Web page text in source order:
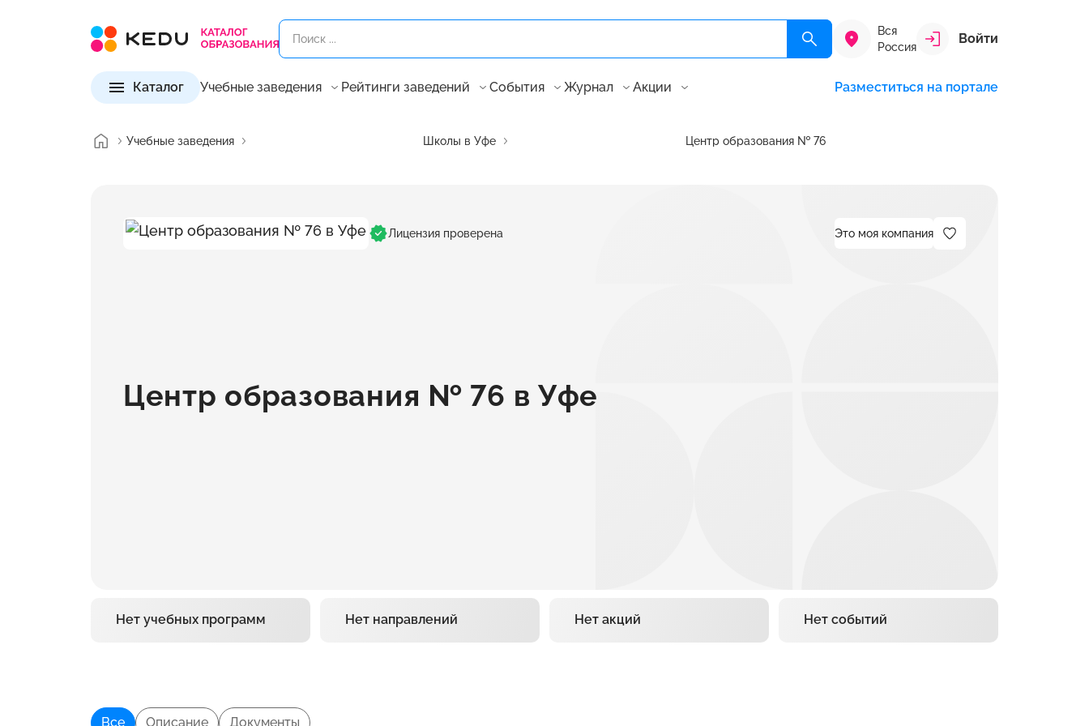
Вся
Россия
Войти
Каталог Учебные заведения Рейтинги заведений События Журнал Акции Разместиться на портале
Учебные заведения Школы в Уфе Центр образования № 76
Лицензия проверена Это моя компания
Центр образования № 76 в Уфе
Нет учебных программ Нет направлений Нет акций Нет событий
Все Описание Документы